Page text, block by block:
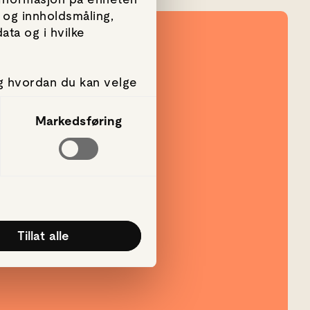
innholdsmåling,
og i hvilke
hvordan du kan velge
for å levere sosiale
Markedsføring
Tillat alle